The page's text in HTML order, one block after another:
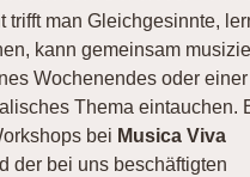
trifft man Gleichgesinnte,
kann gemeinsam
Wochenendes oder
Thema eintauchen.
bei Musica Viva
der bei uns beschäftigten